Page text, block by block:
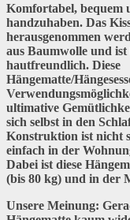
Komfortabel, bequem
handzuhaben. Das
herausgenommen
aus Baumwolle und ist
hautfreundlich. Diese
Hängematte/
ultimative
sich selbst in den
Konstruktion ist nicht
einfach in der
Dabei ist diese
(bis 80 kg) und in der
Unsere Meinung: